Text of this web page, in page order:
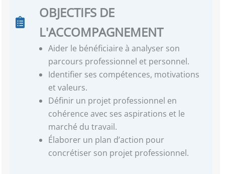
OBJECTIFS DE
L'ACCOMPAGNEMENT
Aider le bénéficiaire à analyser son
parcours professionnel et personnel.
Identifier ses compétences, motivations
et valeurs.
Définir un projet professionnel en
cohérence avec ses aspirations et le
marché du travail.
Élaborer un plan d’action pour
concrétiser son projet professionnel.